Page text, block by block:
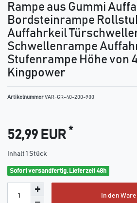
Rampe aus Gummi
Bordsteinrampe
Auffahrkeil
Schwellenrampe
Stufenrampe Höhe von
Kingpower
ArtikelnummerVAR-GR-40-200-900
52,99 EUR *
Inhalt 1 Stück
Sofort versandfertig, Lieferzeit 48h
In den